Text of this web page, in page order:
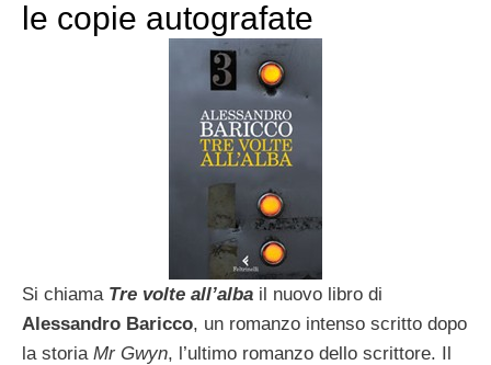
le copie autografate
Si chiama Tre volte all’alba il nuovo libro di
Alessandro Baricco, un romanzo intenso scritto dopo
la storia Mr Gwyn, l’ultimo romanzo dello scrittore. Il